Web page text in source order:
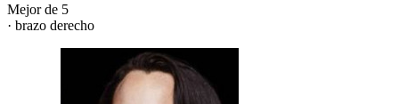
Mejor de 5
· brazo derecho